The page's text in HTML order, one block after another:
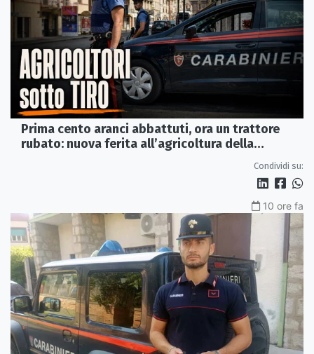
Prima cento aranci abbattuti, ora un trattore
rubato: nuova ferita all’agricoltura della
Condividi su:
10 ore fa